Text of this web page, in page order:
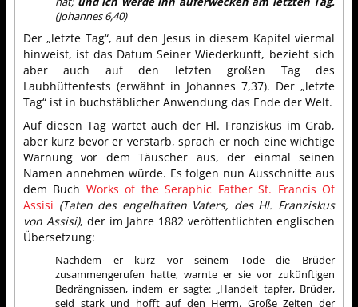
(Johannes 6,40)
Der „letzte Tag“, auf den Jesus in diesem Kapitel viermal
hinweist, ist das Datum Seiner Wiederkunft, bezieht sich
aber auch auf den letzten großen Tag des
Laubhüttenfests (erwähnt in Johannes 7,37). Der „letzte
Tag“ ist in buchstäblicher Anwendung das Ende der Welt.
Auf diesen Tag wartet auch der Hl. Franziskus im Grab,
aber kurz bevor er verstarb, sprach er noch eine wichtige
Warnung vor dem Täuscher aus, der einmal seinen
Namen annehmen würde. Es folgen nun Ausschnitte aus
dem Buch Works of the Seraphic Father St. Francis Of
Assisi (Taten des engelhaften Vaters, des Hl. Franziskus
von Assisi), der im Jahre 1882 veröffentlichten englischen
Übersetzung:
Nachdem er kurz vor seinem Tode die Brüder
zusammengerufen hatte, warnte er sie vor zukünftigen
Bedrängnissen, indem er sagte: „Handelt tapfer, Brüder,
seid stark und hofft auf den Herrn. Große Zeiten der